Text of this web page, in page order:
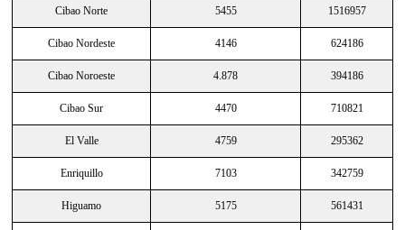
Cibao Norte 5455 1516957
Cibao Nordeste 4146 624186
Cibao Noroeste 4.878 394186
Cibao Sur 4470 710821
El Valle 4759 295362
Enriquillo 7103 342759
Higuamo 5175 561431